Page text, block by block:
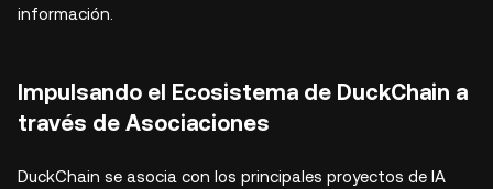
información.
Impulsando el Ecosistema de DuckChain a
través de Asociaciones
DuckChain se asocia con los principales proyectos de IA